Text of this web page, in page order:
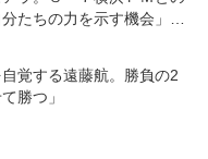
たちの力を示す機会」と
覚する遠藤航。勝負の2
勝つ」